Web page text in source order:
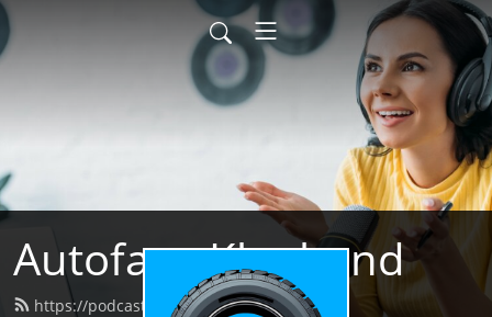
Autofans Klapband
https://podcast.autofans.be/feed.xml